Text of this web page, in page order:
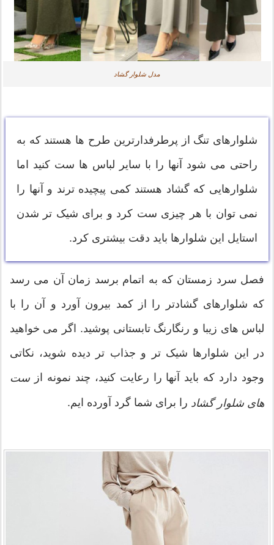
مدل شلوار گشاد
شلوارهای تنگ از پرطرفدارترین طرح ها هستند که به
راحتی می شود آنها را با سایر لباس ها ست کنید اما
شلوارهایی که گشاد هستند کمی پیچیده ترند و آنها را
نمی توان با هر چیزی ست کرد و برای شیک تر شدن
استایل این شلوارها باید دقت بیشتری کرد.
فصل سرد زمستان که به اتمام برسد زمان آن می رسد
که شلوارهای گشادتر را از کمد بیرون آورد و آن را با
لباس های زیبا و رنگارنگ تابستانی پوشید. اگر می خواهید
در این شلوارها شیک تر و جذاب تر دیده شوید، نکاتی
وجود دارد که باید آنها را رعایت کنید، چند نمونه ازست
های شلوار گشاد را برای شما گرد آورده ایم.